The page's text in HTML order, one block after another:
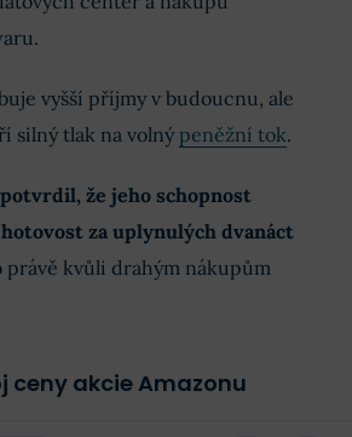
vyšší příjmy v budoucnu, ale
silný tlak na volný peněžní tok.
že jeho schopnost
za uplynulých dvanáct
právě kvůli drahým nákupům
ceny akcie Amazonu